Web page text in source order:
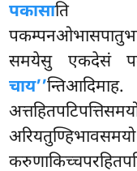
पकासाति
समयेसु एकदेसं
चाय’’